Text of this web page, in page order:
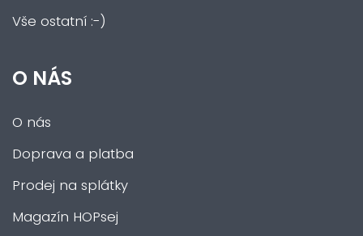
Vše ostatní :-)
O NÁS
O nás
Doprava a platba
Prodej na splátky
Magazín HOPsej